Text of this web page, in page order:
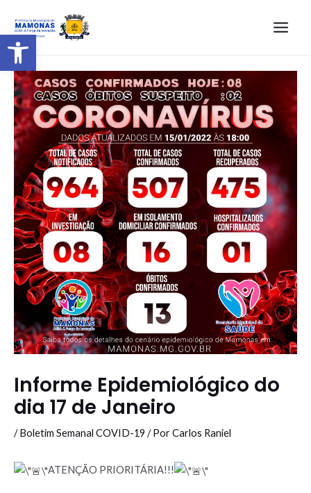
Barra de Ferramentas Aberta
Informe Epidemiológico do
dia 17 de Janeiro
/Boletim Semanal COVID-19 / PorCarlos Raniel
ATENÇÃO PRIORITÁRIA!!!